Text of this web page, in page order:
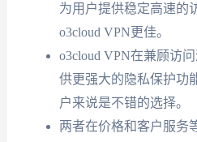
为用户提供稳定高速的
o3cloud VPN更佳。
o3cloud VPN在兼顾访
供更强大的隐私保护功
户来说是不错的选择。
两者在价格和客户服务